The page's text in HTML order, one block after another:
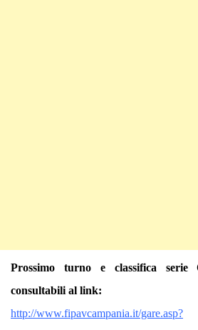
Prossimo turno e classifica
consultabili al link:
http://www.fipavcampania.it/gare.asp?